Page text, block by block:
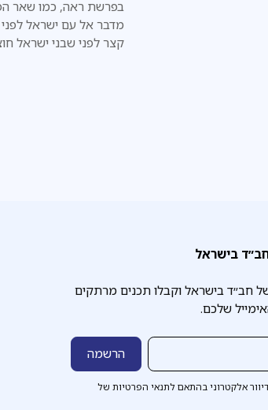
בפרשת ראה, כמו שאר
מדבר אל עם ישראל
קצר לפני שבני ישראל
בישראל
חב״ד בישראל וקבלו תכנים מרתקים
שלכם.
אלקטרוני בהתאם לתנאי הפרטיות של